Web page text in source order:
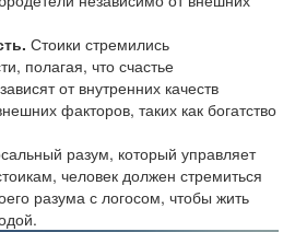
Стоики стремились
полагая, что счастье
от внутренних качеств
факторов, таких как богатство
разум, который управляет
человек должен стремиться
разума с логосом, чтобы жить